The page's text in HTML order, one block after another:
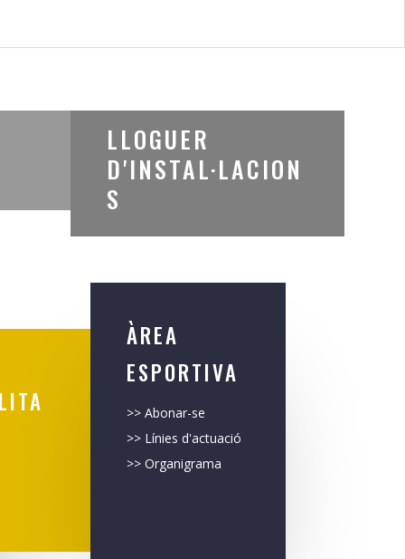
LLOGUER
D'INSTAL·LACION
S
ÀREA
ESPORTIVA
>> Abonar-se
>> Línies d'actuació
>> Organigrama